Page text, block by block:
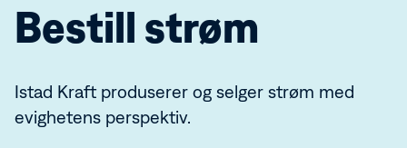
Bestill strøm
Kundefordeler
Skal du flytte?
Produkter
Elbillader
Bestill strøm
Istad Kraft produserer og selger strøm med
evighetens perspektiv.